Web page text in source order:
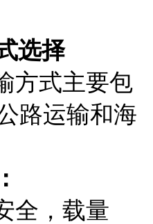
选择
方式主要包
路运输和海
全，载量